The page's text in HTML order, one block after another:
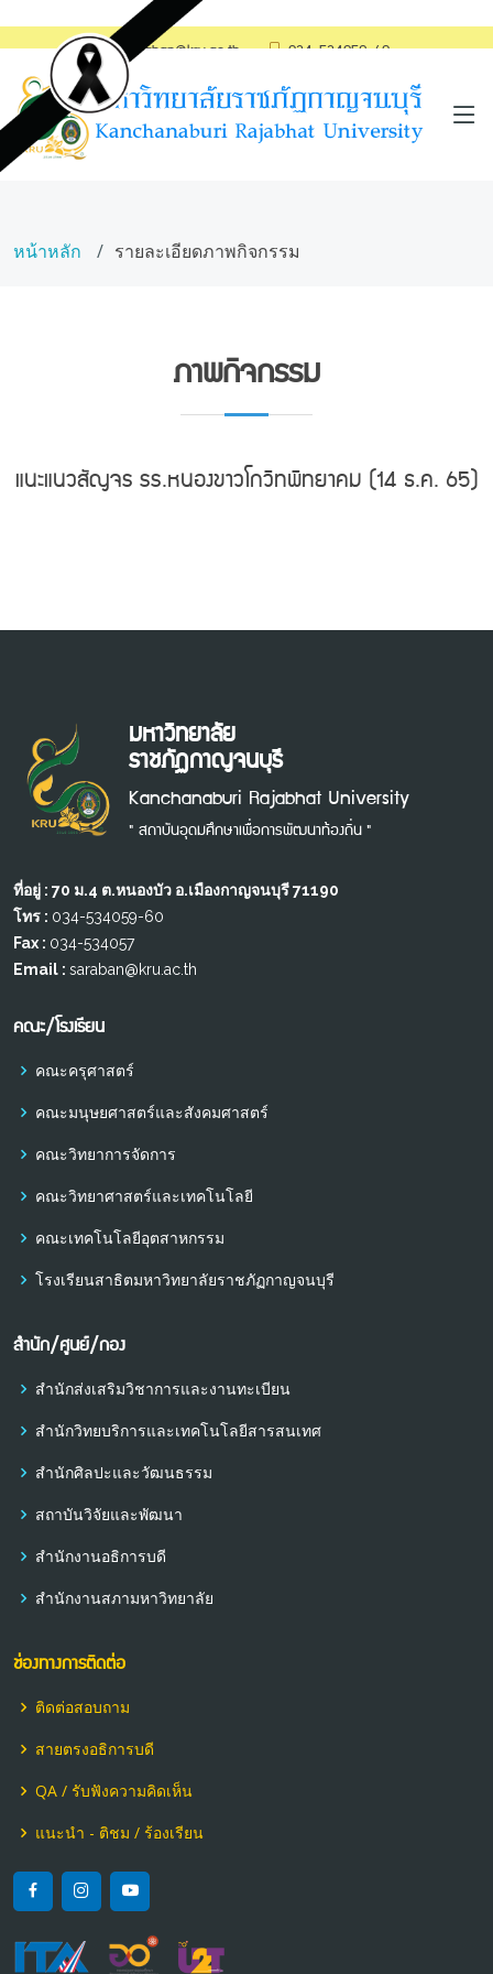
saraban@kru.ac.th 034-534059-60
หน้าหลัก รายละเอียดภาพกิจกรรม
ภาพกิจกรรม
แนะแนวสัญจร รร.หนองขาวโกวิทพิทยาคม (14 ธ.ค. 65)
มหาวิทยาลัย
ราชภัฏกาญจนบุรี
Kanchanaburi Rajabhat University
" สถาบันอุดมศึกษาเพื่อการพัฒนาท้องถิ่น "
ที่อยู่ : 70 ม.4 ต.หนองบัว อ.เมืองกาญจนบุรี 71190
โทร : 034-534059-60
Fax : 034-534057
Email : saraban@kru.ac.th
คณะ/โรงเรียน
คณะครุศาสตร์
คณะมนุษยศาสตร์และสังคมศาสตร์
คณะวิทยาการจัดการ
คณะวิทยาศาสตร์และเทคโนโลยี
คณะเทคโนโลยีอุตสาหกรรม
โรงเรียนสาธิตมหาวิทยาลัยราชภัฏกาญจนบุรี
สำนัก/ศูนย์/กอง
สำนักส่งเสริมวิชาการและงานทะเบียน
สำนักวิทยบริการและเทคโนโลยีสารสนเทศ
สำนักศิลปะและวัฒนธรรม
สถาบันวิจัยและพัฒนา
สำนักงานอธิการบดี
สำนักงานสภามหาวิทยาลัย
ช่องทางการติดต่อ
ติดต่อสอบถาม
สายตรงอธิการบดี
QA / รับฟังความคิดเห็น
แนะนำ - ติชม / ร้องเรียน